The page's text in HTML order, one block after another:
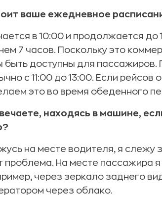
ваше ежедневное
в 10:00 и продолжается
7 часов. Поскольку это
быть доступны для
с 11:00 до 13:00. Если рейсов
это во время обеденного
находясь в машине,
на месте водителя, я слежу
проблема. На месте пассажира
через зеркало заднего
через облако.